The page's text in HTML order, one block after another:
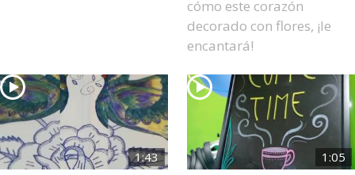
cómo este corazón
decorado con flores, ¡le
encantará!
1:43 1:05